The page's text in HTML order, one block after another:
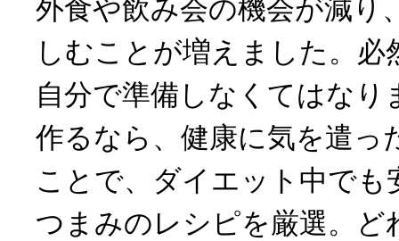
外食や飲み会の機会が減り
しむことが増えました。
自分で準備しなくてはなり
作るなら、健康に気を遣っ
ことで、ダイエット中でも
つまみのレシピを厳選。ど